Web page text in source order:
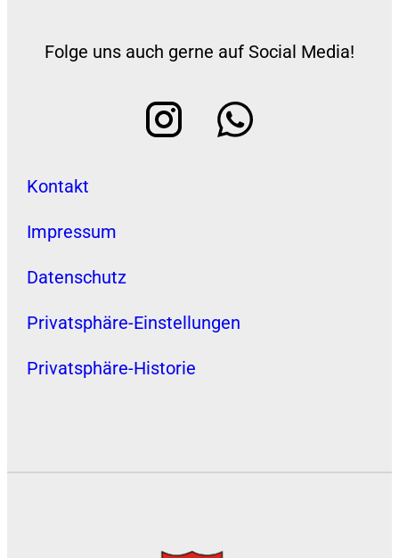
Folge uns auch gerne auf Social Media!
Kontakt
Impressum
Datenschutz
Privatsphäre-Einstellungen
Privatsphäre-Historie